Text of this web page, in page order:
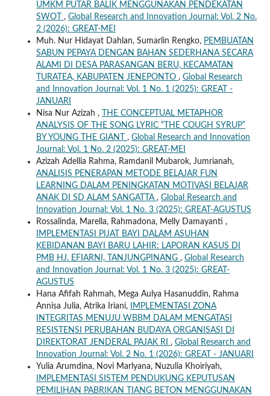
UMKM PUTAR BALIK MENGGUNAKAN PENDEKATAN
SWOT , Global Research and Innovation Journal: Vol. 2 No.
2 (2026): GREAT-MEI
Muh. Nur Hidayat Dahlan, Sumarlin Rengko, PEMBUATAN
SABUN PEPAYA DENGAN BAHAN SEDERHANA SECARA
ALAMI DI DESA PARASANGAN BERU, KECAMATAN
TURATEA, KABUPATEN JENEPONTO , Global Research
and Innovation Journal: Vol. 1 No. 1 (2025): GREAT -
JANUARI
Nisa Nur Azizah ,
THE CONCEPTUAL METAPHOR
ANALYSIS OF THE SONG LYRIC “THE COUGH SYRUP”
BY YOUNG THE GIANT , Global Research and Innovation
Journal: Vol. 1 No. 2 (2025): GREAT-MEI
Azizah Adellia Rahma, Ramdanil Mubarok, Jumrianah,
ANALISIS PENERAPAN METODE BELAJAR FUN
LEARNING DALAM PENINGKATAN MOTIVASI BELAJAR
ANAK DI SD ALAM SANGATTA , Global Research and
Innovation Journal: Vol. 1 No. 3 (2025): GREAT-AGUSTUS
Rossalinda, Marella, Rahmadona, Melly Damayanti ,
IMPLEMENTASI PIJAT BAYI DALAM ASUHAN
KEBIDANAN BAYI BARU LAHIR: LAPORAN KASUS DI
PMB HJ. EFIARNI, TANJUNGPINANG , Global Research
and Innovation Journal: Vol. 1 No. 3 (2025): GREAT-
AGUSTUS
Hana Afifah Rahmah, Mega Aulya Hasanuddin, Rahma
Annisa Julia, Atrika Iriani,
IMPLEMENTASI ZONA
INTEGRITAS MENUJU WBBM DALAM MENGATASI
RESISTENSI PERUBAHAN BUDAYA ORGANISASI DI
DIREKTORAT JENDERAL PAJAK RI , Global Research and
Innovation Journal: Vol. 2 No. 1 (2026): GREAT - JANUARI
Yulia Arumdina, Novi Marlyana, Nuzulia Khoiriyah,
IMPLEMENTASI SISTEM PENDUKUNG KEPUTUSAN
PEMILIHAN PABRIKAN TIANG BETON MENGGUNAKAN